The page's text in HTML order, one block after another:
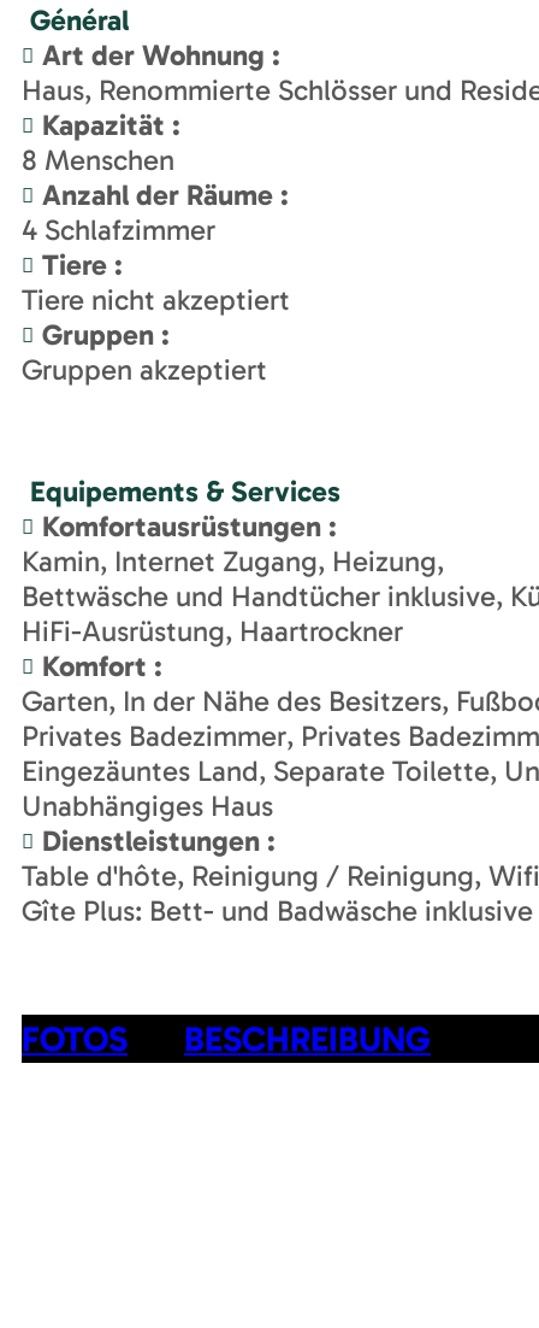
Général
Art der Wohnung :
Haus Renommierte Schlösser und
Kapazität :
8 Menschen
Anzahl der Räume :
4 Schlafzimmer
Tiere :
Tiere nicht akzeptiert
Gruppen :
Gruppen akzeptiert
Equipements & Services
Komfortausrüstungen :
Kamin Internet Zugang Heizung
Bettwäsche und Handtücher inklusive
HiFi-Ausrüstung Haartrockner
Komfort :
Garten In der Nähe des Besitzers
Privates Badezimmer Privates
Eingezäuntes Land Separate Toilette
Unabhängiges Haus
Dienstleistungen :
Table d'hôte Reinigung / Reinigung Wifi
Gîte Plus: Bett- und Badwäsche inklusive
FOTOS BESCHREIBUNG